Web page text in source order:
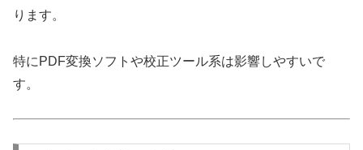
ります。
特にPDF変換ソフトや校正ツール系は影響しやすいで
す。